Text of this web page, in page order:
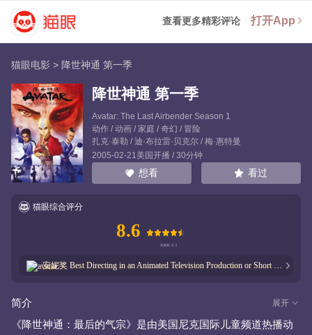
查看更多精彩评论 打开App
猫眼电影 > 降世神通 第一季
降世神通 第一季
Avatar: The Last Airbender Season 1
动作 / 动画 / 家庭 / 奇幻 / 冒险
扎克·泰勒 / 迪·布拉雷·贝克尔/ 梅·惠特曼
2005-02-21美国开播 / 30分钟
想看 看过
猫眼综合评分
8.6
安妮奖 Best Directing in an Animated Television Production or Short Form
简介 展开
《降世神通：最后的气宗》是由美国尼克国际儿童频道热播动